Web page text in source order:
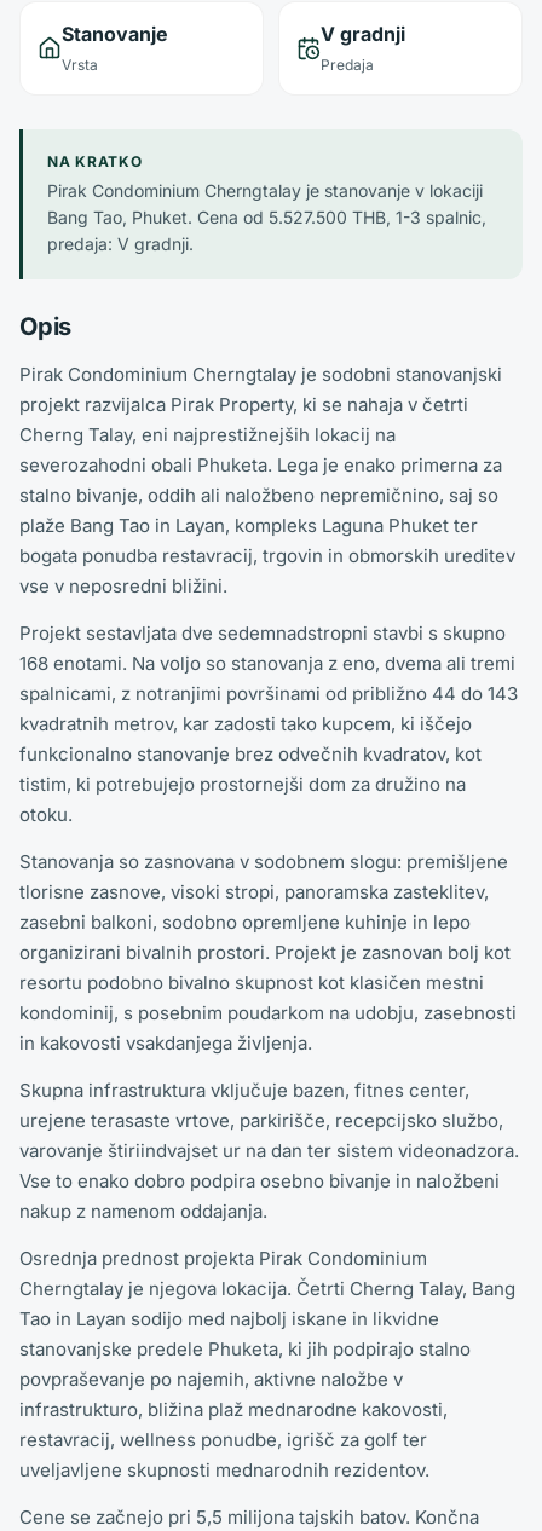
Stanovanje
Vrsta
V gradnji
Predaja
NA KRATKO
Pirak Condominium Cherngtalay je stanovanje v lokaciji
Bang Tao, Phuket. Cena od 5.527.500 THB, 1-3 spalnic,
predaja: V gradnji.
Opis
Pirak Condominium Cherngtalay je sodobni stanovanjski
projekt razvijalca Pirak Property, ki se nahaja v četrti
Cherng Talay, eni najprestižnejših lokacij na
severozahodni obali Phuketa. Lega je enako primerna za
stalno bivanje, oddih ali naložbeno nepremičnino, saj so
plaže Bang Tao in Layan, kompleks Laguna Phuket ter
bogata ponudba restavracij, trgovin in obmorskih ureditev
vse v neposredni bližini.
Projekt sestavljata dve sedemnadstropni stavbi s skupno
168 enotami. Na voljo so stanovanja z eno, dvema ali tremi
spalnicami, z notranjimi površinami od približno 44 do 143
kvadratnih metrov, kar zadosti tako kupcem, ki iščejo
funkcionalno stanovanje brez odvečnih kvadratov, kot
tistim, ki potrebujejo prostornejši dom za družino na
otoku.
Stanovanja so zasnovana v sodobnem slogu: premišljene
tlorisne zasnove, visoki stropi, panoramska zasteklitev,
zasebni balkoni, sodobno opremljene kuhinje in lepo
organizirani bivalnih prostori. Projekt je zasnovan bolj kot
resortu podobno bivalno skupnost kot klasičen mestni
kondominij, s posebnim poudarkom na udobju, zasebnosti
in kakovosti vsakdanjega življenja.
Skupna infrastruktura vključuje bazen, fitnes center,
urejene terasaste vrtove, parkirišče, recepcijsko službo,
varovanje štiriindvajset ur na dan ter sistem videonadzora.
Vse to enako dobro podpira osebno bivanje in naložbeni
nakup z namenom oddajanja.
Osrednja prednost projekta Pirak Condominium
Cherngtalay je njegova lokacija. Četrti Cherng Talay, Bang
Tao in Layan sodijo med najbolj iskane in likvidne
stanovanjske predele Phuketa, ki jih podpirajo stalno
povpraševanje po najemih, aktivne naložbe v
infrastrukturo, bližina plaž mednarodne kakovosti,
restavracij, wellness ponudbe, igrišč za golf ter
uveljavljene skupnosti mednarodnih rezidentov.
Cene se začnejo pri 5,5 milijona tajskih batov. Končna